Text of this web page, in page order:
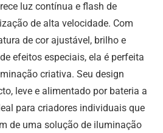
luz contínua e flash de
de alta velocidade. Com
de cor ajustável, brilho e
efeitos especiais, ela é perfeita
criativa. Seu design
leve e alimentado por bateria a
para criadores individuais que
de uma solução de iluminação